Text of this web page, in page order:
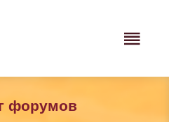
форумов